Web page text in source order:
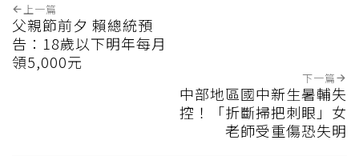
上一篇
父親節前夕 賴總統預
告：18歲以下明年每月
領5,000元
下一篇
中部地區國中新生暑輔失
控！「折斷掃把刺眼」女
老師受重傷恐失明